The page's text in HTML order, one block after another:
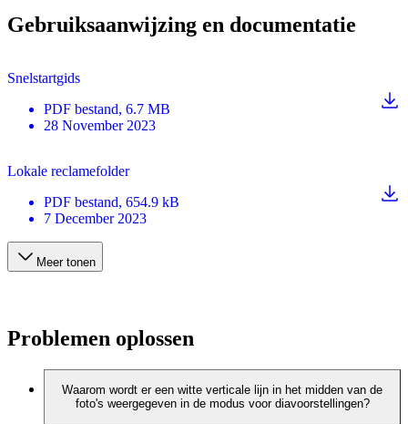
Gebruiksaanwijzing en documentatie
Snelstartgids
PDF bestand, 6.7 MB
28 November 2023
Lokale reclamefolder
PDF bestand, 654.9 kB
7 December 2023
Meer tonen
Problemen oplossen
Waarom wordt er een witte verticale lijn in het midden van de
foto's weergegeven in de modus voor diavoorstellingen?